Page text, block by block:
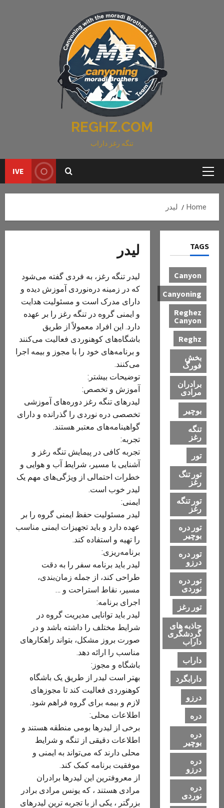
REGHZ.COM
تنگه رغز داراب
Primary
IVE
Home لیدر
لیدر
لیدر تنگه رغز، به فردی گفته می‌شود
که در زمینه دره‌نوردی آموزش دیده و
دارای مدرک است و مسئولیت هدایت
و ایمنی گروه در تنگه رغز را بر عهده
دارد. این افراد معمولاً از طریق
باشگاه‌های کوهنوردی فعالیت می‌کنند
و برنامه‌های خود را با مجوز و بیمه اجرا
می‌کنند.
توضیحات بیشتر:
آموزش و تخصص:
لیدرهای تنگه رغز دوره‌های آموزشی
تخصصی دره نوردی را گذرانده و دارای
گواهینامه‌های معتبر هستند.
تجربه:
تجربه کافی در پیمایش تنگه رغز و
آشنایی با مسیر، شرایط آب و هوایی و
خطرات احتمالی از ویژگی‌های مهم یک
لیدر خوب است.
ایمنی:
لیدر مسئولیت حفظ ایمنی گروه را بر
عهده دارد و باید تجهیزات ایمنی مناسب
را تهیه و استفاده کند.
برنامه‌ریزی:
لیدر باید برنامه سفر را به دقت
طراحی کند، از جمله زمان‌بندی،
مسیر، نقاط استراحت و …
اجرای برنامه:
لیدر باید توانایی مدیریت گروه در
شرایط مختلف را داشته باشد و در
صورت بروز مشکل، بتواند راهکارهای
مناسب را ارائه دهد.
باشگاه و مجوز:
بهتر است لیدر از طریق یک باشگاه
کوهنوردی فعالیت کند تا مجوزهای
لازم و بیمه برای گروه فراهم شود.
اطلاعات محلی:
برخی از لیدرها بومی منطقه هستند و
اطلاعات دقیقی از تنگه و شرایط
محلی دارند که می‌تواند به ایمنی و
موفقیت برنامه کمک کند.
از معروفترین این لیدرها برادران
مرادی هستند ، که یونس مرادی برادر
بزرگتر ، یکی از با تجربه ترین لیدرهای
TAGS
Canyon
Canyoning
Reghez
Canyon
Reghz
بخش
فورگ
برادران
مرادی
بوچیر
تنگه
رغز
تور
تور تنگ
رغز
تور تنگه
رغز
تور دره
بوچیر
تور دره
درزو
تور دره
نوردی
تور رغز
جاذبه های
گردشگری
داراب
داراب
دارابگرد
درزو
دره
دره
بوچیر
دره
درزو
دره
نوردی